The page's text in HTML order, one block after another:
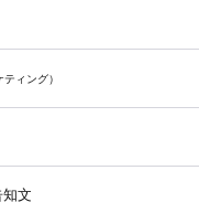
ィング）
文